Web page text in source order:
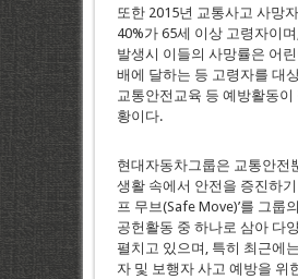
또한 2015년 교통사고 사망
40%가 65세 이상 고령자이
발생시 이들의 사망률은 어
배에 달하는 등 고령자를 대
교통안전교육 등 예방활동이
황이다.
현대자동차그룹은 교통안전
생활 속에서 안전을 증진하기
프 무브(Safe Move)’를 그룹
공헌활동 중 하나로 삼아 다
펼치고 있으며, 특히 최근에
자 및 보행자 사고 예방을 위